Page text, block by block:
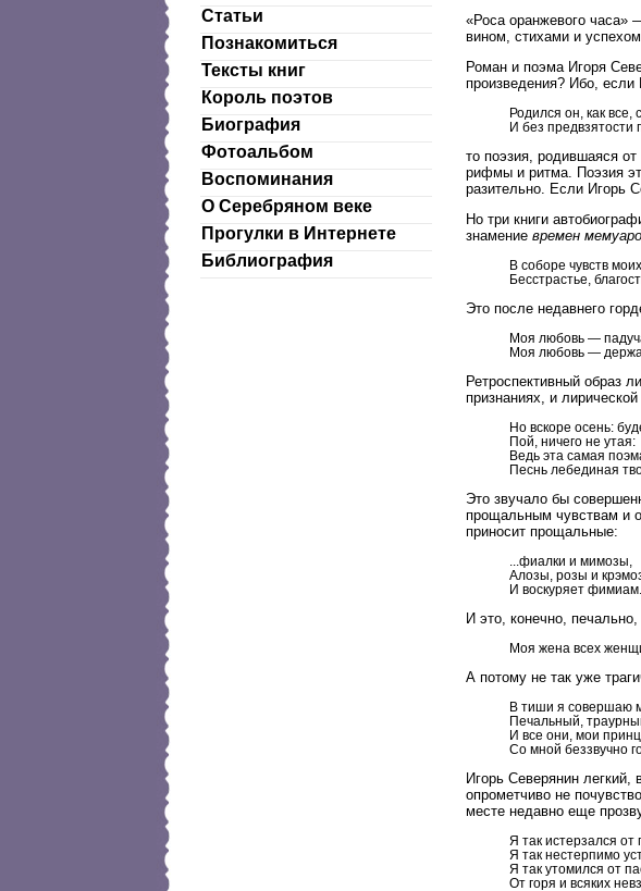
Статьи
Познакомиться
Тексты книг
Король поэтов
Биография
Фотоальбом
Воспоминания
О Серебряном веке
Прогулки в Интернете
Библиография
«Роса оранжевого часа»
вином, стихами и
Роман и поэма Игоря
произведения? Ибо, если
Родился он, как все,
И без предвзятости
то поэзия, родившаяся от
рифмы и ритма. Поэзия
разительно. Если Игорь
Но три книги
знамение времен
В соборе чувств
Бесстрастье,
Это после недавнего
Моя любовь —
Моя любовь —
Ретроспективный образ
признаниях, и
Но вскоре осень:
Пой, ничего не утая:
Ведь эта самая
Песнь лебединая
Это звучало бы
прощальным чувствам и
приносит прощальные:
...фиалки и мимозы,
Алозы, розы и
И воскуряет фимиам.
И это, конечно,
Моя жена всех
А потому не так уже
В тиши я совершаю
Печальный,
И все они, мои
Со мной беззвучно
Игорь Северянин
опрометчиво не
месте недавно еще
Я так истерзался от
Я так нестерпимо
Я так утомился от
От горя и всяких